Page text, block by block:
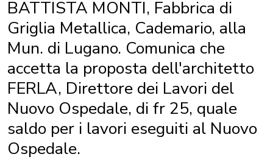
BATTISTA MONTI, Fabbrica di
Griglia Metallica, Cademario, alla
Mun. di Lugano. Comunica che
accetta la proposta dell'architetto
FERLA, Direttore dei Lavori del
Nuovo Ospedale, di fr 25, quale
saldo per i lavori eseguiti al Nuovo
Ospedale.